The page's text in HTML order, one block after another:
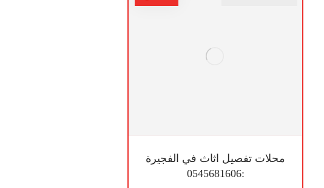
محلات تفصيل اثاث في الفجيرة
:0545681606